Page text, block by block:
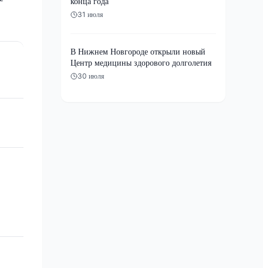
31 июля
В Нижнем Новгороде открыли новый
Центр медицины здорового долголетия
30 июля